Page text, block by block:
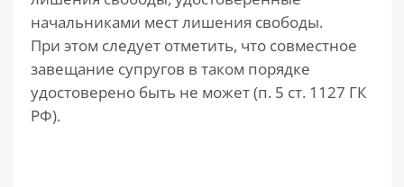
начальниками мест лишения свободы.
При этом следует отметить, что совместное
завещание супругов в таком порядке
удостоверено быть не может (п. 5 ст. 1127 ГК
РФ).